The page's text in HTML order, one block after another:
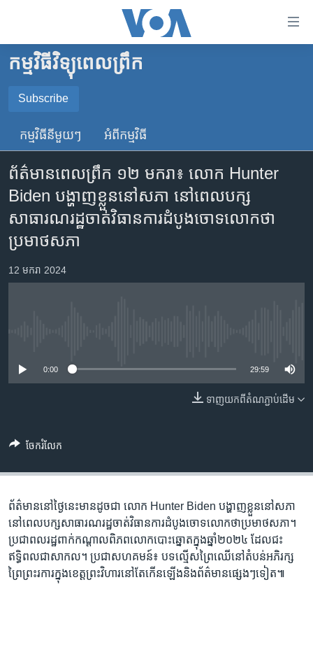
គេហទំព័រ​
ទាក់ទង
រំលង​
ទំព័រ​
ព័ត៌មាន​​
ម្តង
និង​
ចូល​
ទៅ​
ចូល​
ស្វែង​
កម្ពុជា
អន្តរជាតិ
ចិន
ហេឡូវីអូអេ
កម្ពុជាច្នៃប្រតិដ្ឋ
ព្រឹត្តិការណ៍ព័ត៌មាន
ទូរទស្សន៍ / វីដេអូ​
វិទ្យុ / ផតខាសថ៍
បណ្តាញ​សង្គម
ភាសា
កម្មវិធីវិទ្យុពេលព្រឹក
Subscribe
SUBSCRIBE
Spotify
កម្មវិធី​នីមួយៗ អំពី​កម្មវិធី​
ព័ត៌មានពេលព្រឹក ១២ មករា៖ លោក Hunter
Biden បង្ហាញខ្លួននៅសភា នៅពេលបក្ស
សាធារណរដ្ឋចាត់វិធានការដំបូងចោទលោកថា
ប្រមាថសភា
12 មករា 2024
0:00 29:59
ទាញ​យក​ពី​តំណភ្ជាប់​ដើម
ចែករំលែក
ព័ត៌មាននៅថ្ងៃនេះមានដូចជា លោក Hunter Biden បង្ហាញខ្លួននៅសភា
នៅពេលបក្សសាធារណរដ្ឋចាត់វិធានការដំបូងចោទលោកថាប្រមាថសភា។
ប្រជាពលរដ្ឋពាក់កណ្តាលពិភពលោកបោះឆ្នោតក្នុងឆ្នាំ២០២៤ ដែលជះ
ឥទ្ធិពលជាសាកល។ ប្រជាសហគមន៍៖ បទល្មើសព្រៃឈើនៅតំបន់អភិរក្ស
ព្រៃព្រះរការក្នុងខេត្តព្រះវិហារនៅតែកើនឡើងនិងព័ត៌មានផ្សេងៗទៀត៕